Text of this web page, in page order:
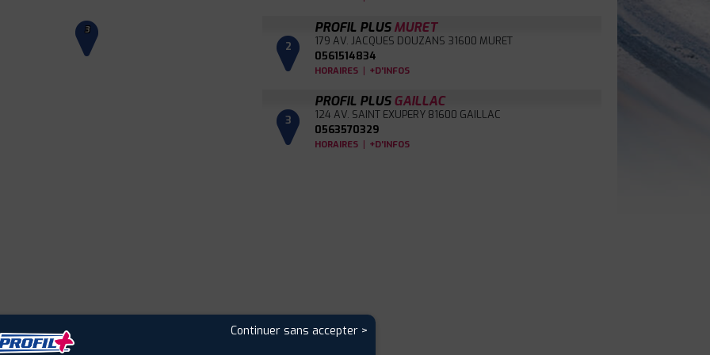
3
OpenStreetMap
2
PROFIL PLUSMURET
179 AV. JACQUES DOUZANS 31600 MURET
0561514834
HORAIRES | +D'INFOS
3
PROFIL PLUSGAILLAC
124 AV. SAINT EXUPERY 81600 GAILLAC
0563570329
HORAIRES | +D'INFOS
Continuer sans accepter >